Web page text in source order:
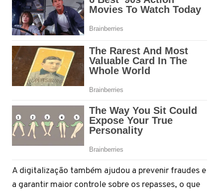
A digitalização também ajudou a prevenir fraudes e
a garantir maior controle sobre os repasses, o que